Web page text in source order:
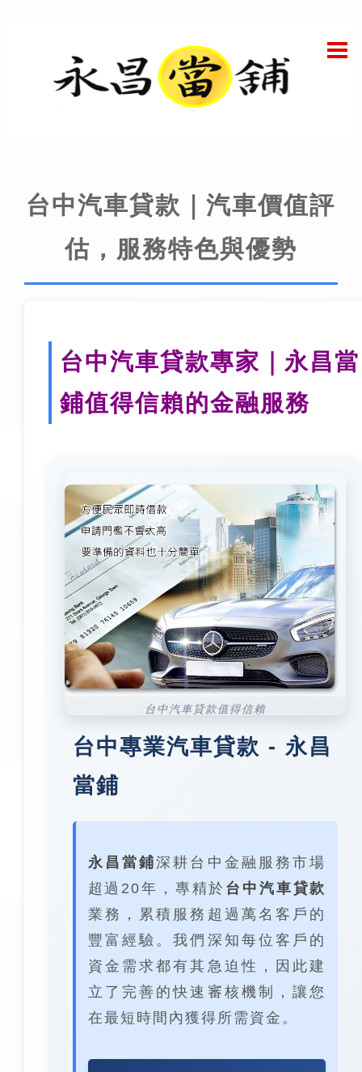
台中汽車貸款｜汽車價值評
估，服務特色與優勢
台中汽車貸款專家｜永昌當
鋪值得信賴的金融服務
台中汽車貸款值得信賴
台中專業汽車貸款 - 永昌
當鋪
永昌當鋪深耕台中金融服務市場
超過20年，專精於 台中汽車貸款
業務，累積服務超過萬名客戶的
豐富經驗。我們深知每位客戶的
資金需求都有其急迫性，因此建
立了完善的快速審核機制，讓您
在最短時間內獲得所需資金。